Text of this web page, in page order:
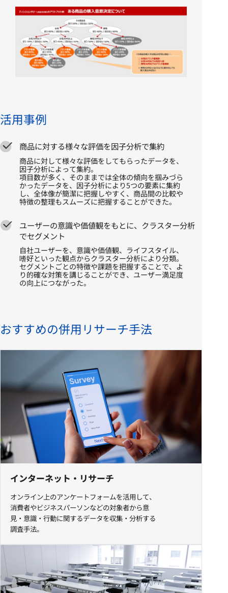
活用事例
商品に対する様々な評価を因子分析で集約
商品に対して様々な評価をしてもらったデータを、
因子分析によって集約。
項目数が多く、そのままでは全体の傾向を掴みづら
かったデータを、因子分析により5つの要素に集約
し、全体像が簡潔に把握しやすく、商品間の比較や
特徴の整理もスムーズに把握することができた。
ユーザーの意識や価値観をもとに、クラスター分析
でセグメント
自社ユーザーを、意識や価値観、ライフスタイル、
嗜好といった観点からクラスター分析により分類。
セグメントごとの特徴や課題を把握することで、よ
り的確な対策を講じることができ、ユーザー満足度
の向上につながった。
おすすめの併用リサーチ手法
インターネット・リサーチ
オンライン上のアンケートフォームを活用して、
消費者やビジネスパーソンなどの対象者から意
見・意識・行動に関するデータを収集・分析する
調査手法。